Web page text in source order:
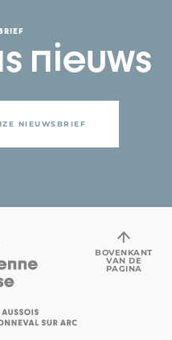
nieuws
NIEUWSBRIEF
BOVENKANT
VAN DE
PAGINA